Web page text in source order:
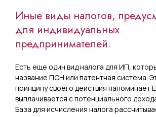
Иные виды налогов,
для индивидуальных
предпринимателей.
Есть еще один вид налога для ИП,
название ПСН или патентная система.
принципу своего действия напоминает
выплачивается с потенциального
База для исчисления налога